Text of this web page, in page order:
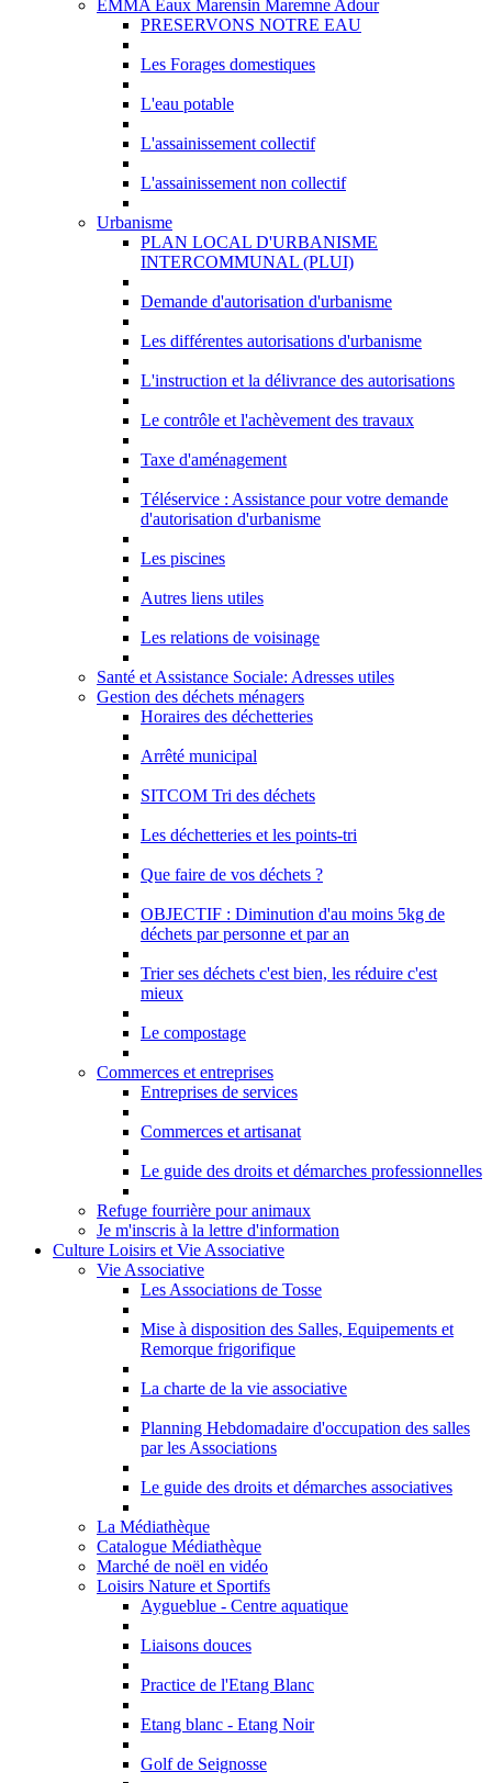
EMMA Eaux Marensin Maremne Adour
PRESERVONS NOTRE EAU
Les Forages domestiques
L'eau potable
L'assainissement collectif
L'assainissement non collectif
Urbanisme
PLAN LOCAL D'URBANISME
INTERCOMMUNAL (PLUI)
Demande d'autorisation d'urbanisme
Les différentes autorisations d'urbanisme
L'instruction et la délivrance des autorisations
Le contrôle et l'achèvement des travaux
Taxe d'aménagement
Téléservice : Assistance pour votre demande
d'autorisation d'urbanisme
Les piscines
Autres liens utiles
Les relations de voisinage
Santé et Assistance Sociale: Adresses utiles
Gestion des déchets ménagers
Horaires des déchetteries
Arrêté municipal
SITCOM Tri des déchets
Les déchetteries et les points-tri
Que faire de vos déchets ?
OBJECTIF : Diminution d'au moins 5kg de
déchets par personne et par an
Trier ses déchets c'est bien, les réduire c'est
mieux
Le compostage
Commerces et entreprises
Entreprises de services
Commerces et artisanat
Le guide des droits et démarches professionnelles
Refuge fourrière pour animaux
Je m'inscris à la lettre d'information
Culture Loisirs et Vie Associative
Vie Associative
Les Associations de Tosse
Mise à disposition des Salles, Equipements et
Remorque frigorifique
La charte de la vie associative
Planning Hebdomadaire d'occupation des salles
par les Associations
Le guide des droits et démarches associatives
La Médiathèque
Catalogue Médiathèque
Marché de noël en vidéo
Loisirs Nature et Sportifs
Aygueblue - Centre aquatique
Liaisons douces
Practice de l'Etang Blanc
Etang blanc - Etang Noir
Golf de Seignosse